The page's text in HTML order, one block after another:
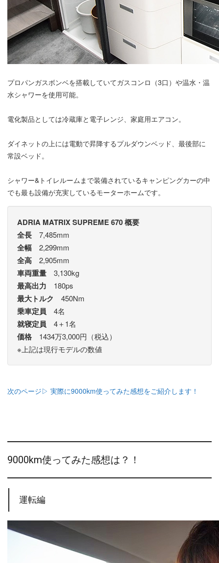
プロパンガスボンベを搭載していてガスコンロ（3口）や温水・温
水シャワーを使用可能。
電化製品としては冷蔵庫と電子レンジ、家庭用エアコン。
ダイネットの上には電動で昇降するプルダウンベッド、最後部に
常設ベッド。
シャワー&トイレルームまで装備されているキャンピングカーの中
でも最も設備が充実しているモーターホームです。
ADRIA MATRIX SUPREME 670 概要
全長 7,485mm
全幅 2,299mm
全高 2,905mm
車両重量 3,130kg
最高出力 180ps
最大トルク 450Nm
乗車定員 4名
就寝定員 4＋1名
価格 1434万3,000円（税込）
※上記は現行モデルの数値
次のページ▷ 実際に9000km使ってみた感想をご紹介します！
9000km使ってみた感想は？！
運転編